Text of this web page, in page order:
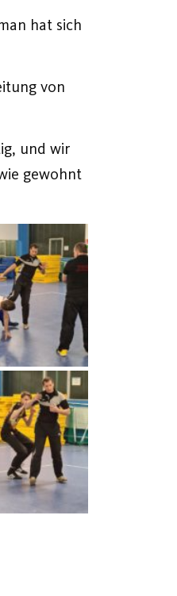
hat sich
von
und wir
gewohnt